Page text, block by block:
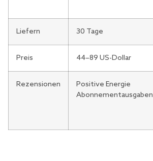
Liefern 30 Tage
Preis 44–89 US-Dollar
Rezensionen
Positive Energie
Abonnementausgaben